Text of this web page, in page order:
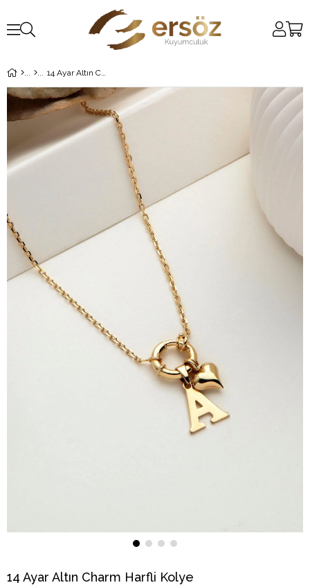
14 Ayar Altın Charm Harfli Kolye
14 Ayar Altın Charm Harfli Kolye